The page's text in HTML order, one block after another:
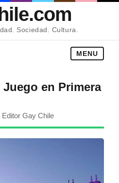
Sociedad. Cultura.
MENU
en Primera
Editor Gay Chile